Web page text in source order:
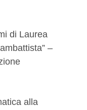
di Laurea
–
alla